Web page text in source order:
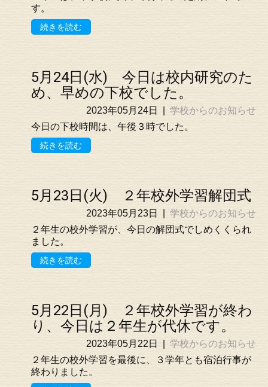
す。
続きを読む
5月24日(水) 今日は校内研究のた
め、早めの下校でした。
2023年05月24日
学校からのお知らせ
今日の下校時間は、午後３時でした。
続きを読む
5月23日(火) ２年校外学習解団式
2023年05月23日
学校からのお知らせ
２年生の校外学習が、今日の解団式でしめくくられ
ました。
続きを読む
5月22日(月) ２年校外学習が終わ
り、今日は２年生が代休です。
2023年05月22日
学校からのお知らせ
２年生の校外学習を最後に、３学年とも宿泊行事が
終わりました。